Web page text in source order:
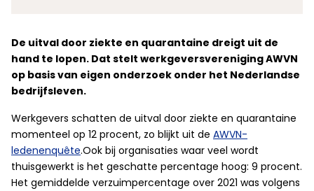
De uitval door ziekte en quarantaine dreigt uit de
hand te lopen. Dat stelt werkgeversvereniging AWVN
op basis van eigen onderzoek onder het Nederlandse
bedrijfsleven.
Werkgevers schatten de uitval door ziekte en quarantaine
momenteel op 12 procent, zo blijkt uit de AWVN-
ledenenquête.Ook bij organisaties waar veel wordt
thuisgewerkt is het geschatte percentage hoog: 9 procent.
Het gemiddelde verzuimpercentage over 2021 was volgens